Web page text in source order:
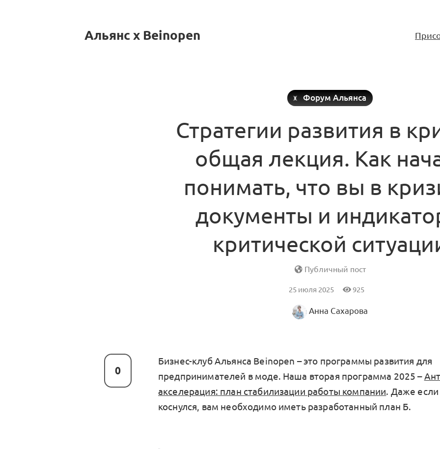
Альянс x Beinopen
Форум Альянса
Стратегии развития в
общая лекция. Как
понимать, что вы в
документы и
критической
Публичный пост
25 июля 2025 925
Анна Сахарова
0
Бизнес-клуб Альянса Beinopen – это программы развития для
предпринимателей в моде. Наша вторая программа 2025 –
акселерация: план стабилизации работы компании. Даже если
коснулся, вам необходимо иметь разработанный план Б.